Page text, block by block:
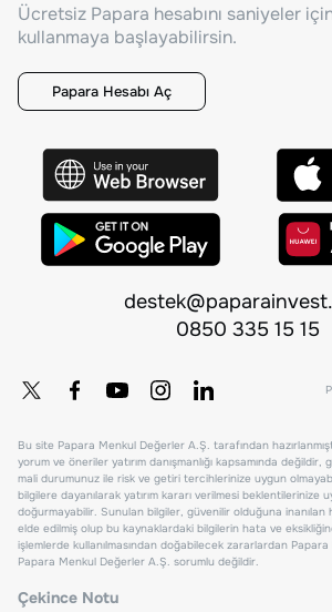
Ücretsiz Papara hesabını saniyeler
kullanmaya başlayabilirsin.
Papara Hesabı Aç
0850 335 15 15
Bu site Papara Menkul Değerler A.Ş. tarafından
yorum ve öneriler yatırım danışmanlığı kapsamında
mali durumunuz ile risk ve getiri tercihlerinize uygun
bilgilere dayanılarak yatırım kararı verilmesi beklentilerinize
doğurmayabilir. Sunulan bilgiler, güvenilir olduğuna inanılan
elde edilmiş olup bu kaynaklardaki bilgilerin hata ve
işlemlerde kullanılmasından doğabilecek zararlardan
Papara Menkul Değerler A.Ş. sorumlu değildir.
Çekince Notu